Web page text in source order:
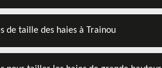
de taille des haies à Trainou